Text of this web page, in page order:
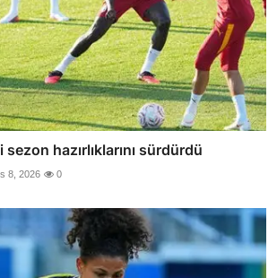
hazırlıklarını sürdürdü
8, 2026 0